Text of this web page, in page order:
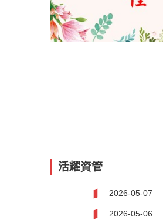
活耀資管
2026-05-07
2026-05-06